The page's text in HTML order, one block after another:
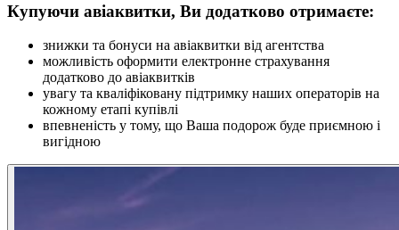
Купуючи авіаквитки, Ви додатково отримаєте:
знижки та бонуси на авіаквитки від агентства
можливість оформити електронне страхування
додатково до авіаквитків
увагу та кваліфіковану підтримку наших операторів на
кожному етапі купівлі
впевненість у тому, що Ваша подорож буде приємною і
вигідною